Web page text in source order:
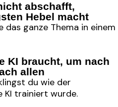
abschafft,
Hebel macht
das ganze Thema in einem
KI braucht, um nach
allen
du wie der
KI trainiert wurde.